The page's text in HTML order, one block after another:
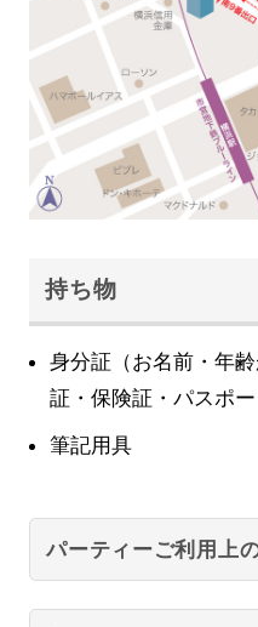
持ち物
身分証（お名前・年
証・保険証・パスポ
筆記用具
パーティーご利用上